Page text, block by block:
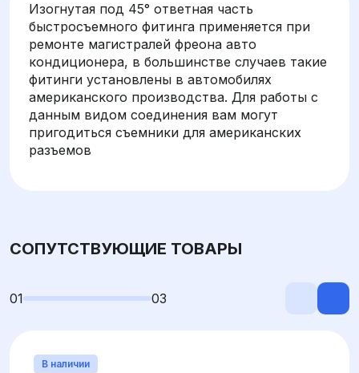
Изогнутая под 45° ответная часть
быстросъемного фитинга применяется при
ремонте магистралей фреона авто
кондиционера, в большинстве случаев такие
фитинги установлены в автомобилях
американского производства. Для работы с
данным видом соединения вам могут
пригодиться съемники для американских
разъемов
СОПУТСТВУЮЩИЕ ТОВАРЫ
01 03
В наличии